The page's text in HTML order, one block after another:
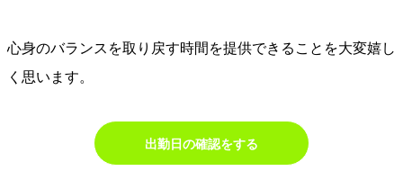
心身のバランスを取り戻す時間を提供できることを大変嬉し
く思います。
出勤日の確認をする